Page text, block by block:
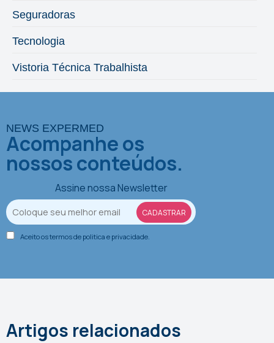
Seguradoras
Tecnologia
Vistoria Técnica Trabalhista
NEWS EXPERMED
Acompanhe os
nossos conteúdos.
Assine nossa Newsletter
Aceito os termos de politica e privacidade
Artigos relacionados